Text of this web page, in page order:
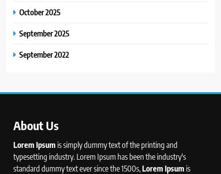
October 2025
September 2025
September 2022
About Us
Lorem Ipsum is simply dummy text of the printing and
typesetting industry. Lorem Ipsum has been the industry's
standard dummy text ever since the 1500s,Lorem Ipsum is